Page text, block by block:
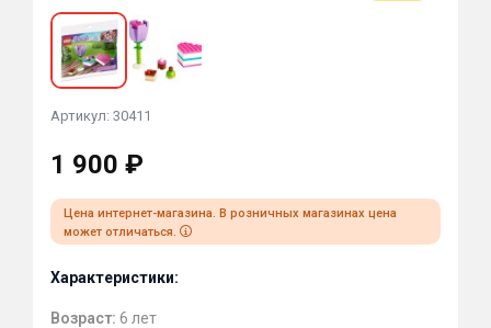
Артикул: 30411
1 900 ₽
Цена интернет-магазина. В розничных магазинах цена
может отличаться.
Характеристики:
Возраст: 6 лет